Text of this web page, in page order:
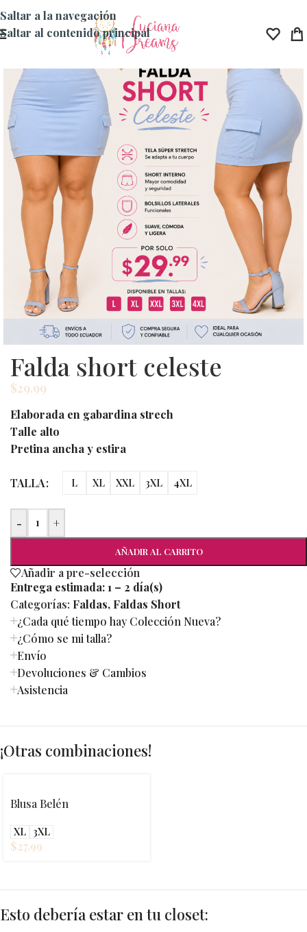
Saltar a la navegación
Saltar al contenido principal
Falda short celeste
$29.99
Elaborada en gabardina strech
Talle alto
Pretina ancha y estira
TALLA L XL XXL 3XL 4XL
- +
AÑADIR AL CARRITO
Añadir a pre-selección
Entrega estimada:1 – 2 día(s)
Categorías: Faldas, Faldas Short
¿Cada qué tiempo hay Colección Nueva?
¿Cómo se mi talla?
Envío
Devoluciones & Cambios
Asistencia
¡Otras combinaciones!
Blusa Belén
XL 3XL
$27.99
Esto debería estar en tu closet: